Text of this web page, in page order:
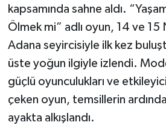
kapsamında sahne aldı.
Ölmek mi” adlı oyun, 14 ve
Adana seyircisiyle ilk kez
üste yoğun ilgiyle izlendi.
güçlü oyunculukları ve
çeken oyun, temsillerin
ayakta alkışlandı.